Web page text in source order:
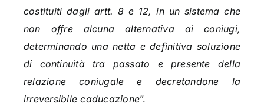
costituiti dagli artt. 8 e 12, in un sistema che
non offre alcuna alternativa ai coniugi,
determinando una netta e definitiva soluzione
di continuità tra passato e presente della
relazione coniugale e decretandone la
irreversibile caducazione”.